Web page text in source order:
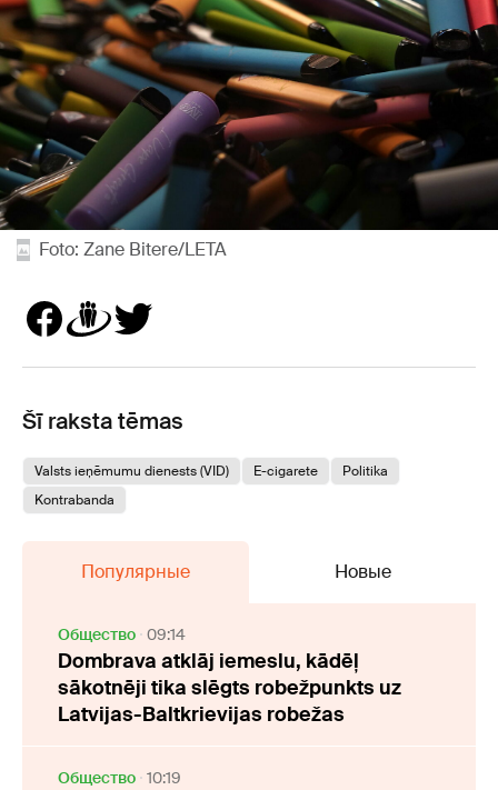
Foto: Zane Bitere/LETA
Šī raksta tēmas
Valsts ieņēmumu dienests (VID) E-cigarete
Politika
Kontrabanda
Популярные Новые
Oбщество 09:14
Dombrava atklāj iemeslu, kādēļ
sākotnēji tika slēgts robežpunkts uz
Latvijas-Baltkrievijas robežas
Oбщество 10:19